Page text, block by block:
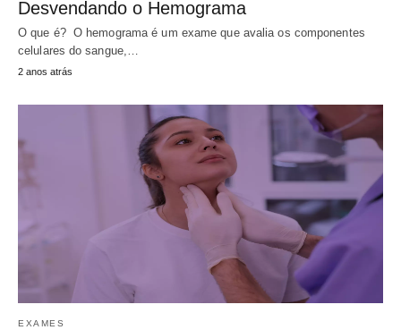
Desvendando o Hemograma
O que é? O hemograma é um exame que avalia os componentes
celulares do sangue,…
2 anos atrás
EXAMES